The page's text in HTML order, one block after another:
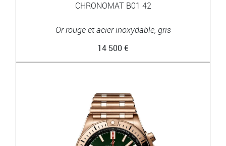
CHRONOMAT B01 42
Or rouge et acier inoxydable, gris
14 500 €